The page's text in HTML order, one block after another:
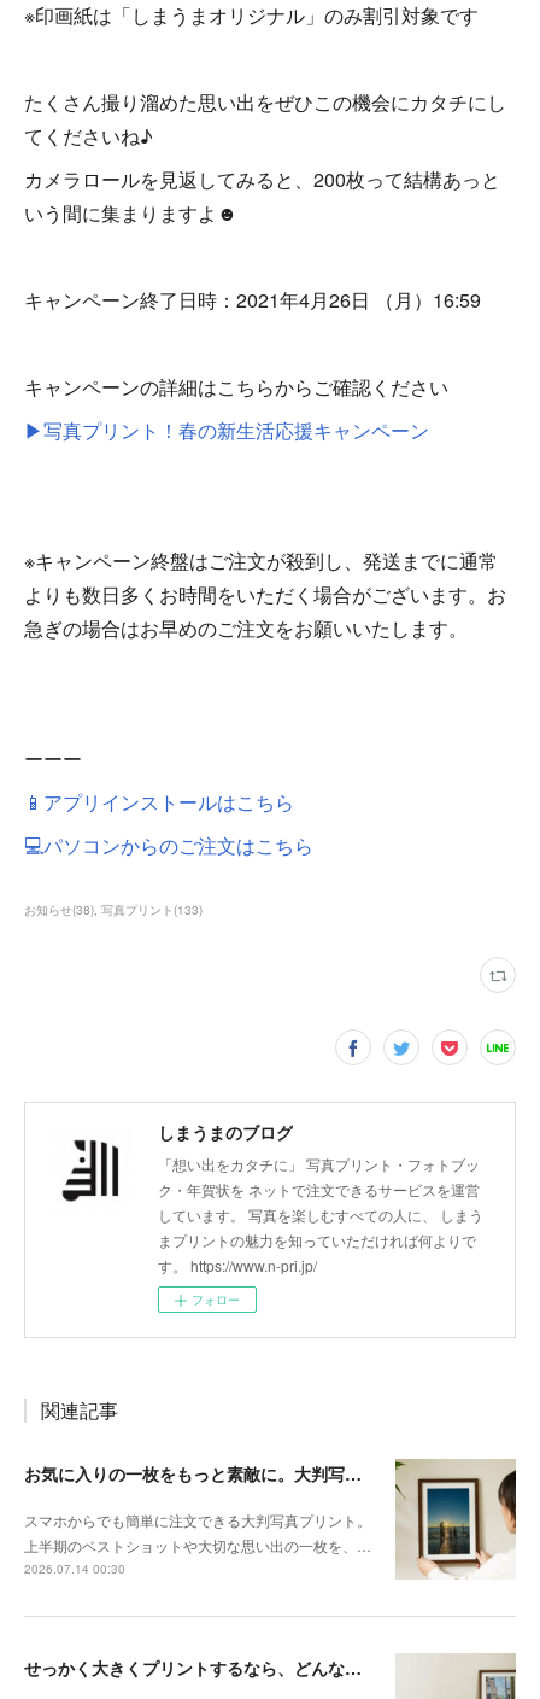
※印画紙は「しまうまオリジナル」のみ割引対象です
たくさん撮り溜めた思い出をぜひこの機会にカタチにし
てくださいね♪
カメラロールを見返してみると、200枚って結構あっと
いう間に集まりますよ☻
キャンペーン終了日時：2021年4月26日 （月）16:59
キャンペーンの詳細はこちらからご確認ください
▶写真プリント！春の新生活応援キャンペーン
※キャンペーン終盤はご注文が殺到し、発送までに通常
よりも数日多くお時間をいただく場合がございます。お
急ぎの場合はお早めのご注文をお願いいたします。
ーーー
📱アプリインストールはこちら
💻パソコンからのご注文はこちら
お知らせ(38) 写真プリント (133)
しまうまのブログ
「想い出をカタチに」 写真プリント・フォトブッ
ク・年賀状を ネットで注文できるサービスを運営
しています。 写真を楽しむすべての人に、 しまう
まプリントの魅力を知っていただければ何よりで
す。 https://www.n-pri.jp/
フォロー
関連記事
お気に入りの一枚をもっと素敵に。大判写真プリントの飾り方
スマホからでも簡単に注文できる大判写真プリント。
上半期のベストショットや大切な思い出の一枚を、…
2026.07.14 00:30
せっかく大きくプリントするなら、どんな写真が向いている？